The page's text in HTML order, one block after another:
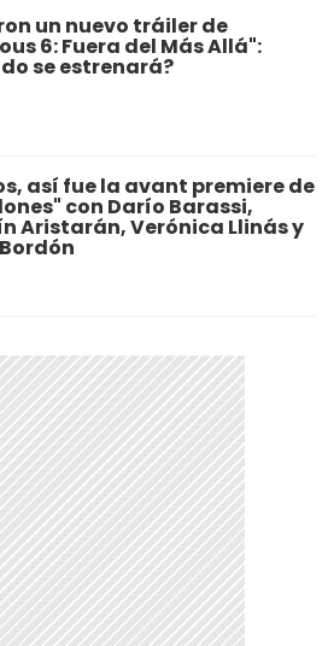
un nuevo tráiler de
6: Fuera del Más Allá":
se estrenará?
así fue la avant premiere de
con Darío Barassi,
Aristarán, Verónica Llinás y